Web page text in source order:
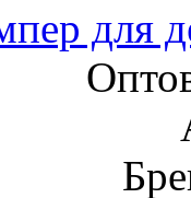
для